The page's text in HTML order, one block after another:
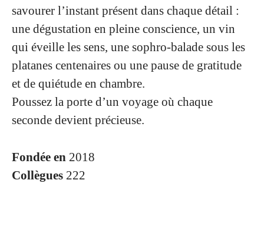
savourer l’instant présent dans chaque détail :
une dégustation en pleine conscience, un vin
qui éveille les sens, une sophro-balade sous les
platanes centenaires ou une pause de gratitude
et de quiétude en chambre.
Poussez la porte d’un voyage où chaque
seconde devient précieuse.
Fondée en 2018
Collègues 222